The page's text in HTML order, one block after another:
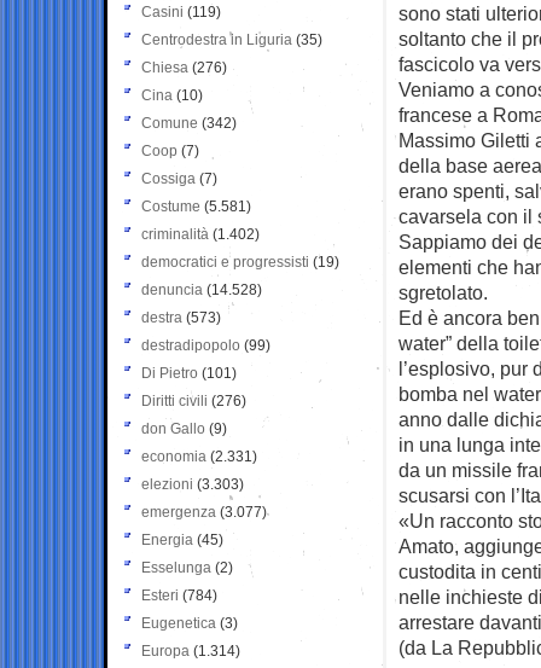
sono stati
soltanto che il
fascicolo va
Veniamo a
francese a
Massimo Giletti
della base
erano spenti,
cavarsela con il
Sappiamo dei
elementi che
sgretolato.
Ed è ancora
water” della
l’esplosivo, pur
bomba nel
anno dalle
in una lunga
da un missile
scusarsi con
«Un racconto
Amato,
custodita in
nelle inchieste
arrestare
(da La
Casini (119)
Centrodestra in Liguria (35)
Chiesa (276)
Cina (10)
Comune (342)
Coop (7)
Cossiga (7)
Costume (5.581)
criminalità (1.402)
democratici e progressisti (19)
denuncia (14.528)
destra (573)
destradipopolo (99)
Di Pietro (101)
Diritti civili (276)
don Gallo (9)
economia (2.331)
elezioni (3.303)
emergenza (3.077)
Energia (45)
Esselunga (2)
Esteri (784)
Eugenetica (3)
Europa (1.314)